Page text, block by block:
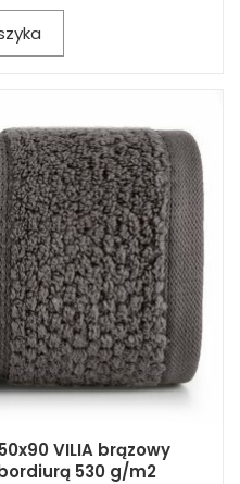
VILIA brązowy
530 g/m2